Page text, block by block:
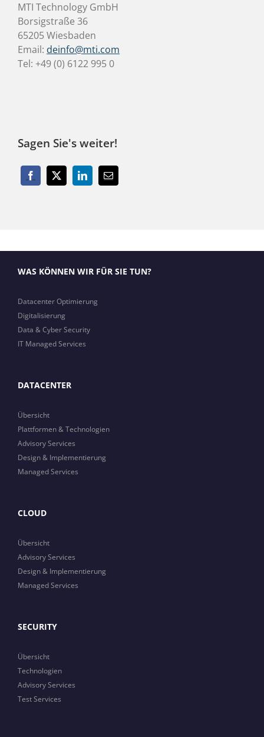
MTI Technology GmbH
Borsigstraße 36
65205 Wiesbaden
Email: deinfo@mti.com
Tel: +49 (0) 6122 995 0
Sagen Sie's weiter!
WAS KÖNNEN WIR FÜR SIE TUN?
Datacenter Optimierung
Digitalisierung
Data & Cyber Security
IT Managed Services
DATACENTER
Übersicht
Plattformen & Technologien
Advisory Services
Design & Implementierung
Managed Services
CLOUD
Übersicht
Advisory Services
Design & Implementierung
Managed Services
SECURITY
Übersicht
Technologien
Advisory Services
Test Services